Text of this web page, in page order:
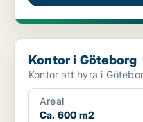
Kontor i Göteborg
Kontor i Göteborg
Kontor att hyra i
Areal
Ca. 600 m2